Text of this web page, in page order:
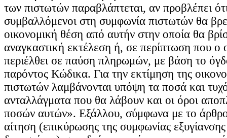
των πιστωτών παραβλάπτεται, αν προβλέπει
συμβαλλόμενοι στη συμφωνία πιστωτών θα
οικονομική θέση από αυτήν στην οποία θα
αναγκαστική εκτέλεση ή, σε περίπτωση που ο
περιέλθει σε παύση πληρωμών, με βάση το
παρόντος Κώδικα. Για την εκτίμηση της
πιστωτών λαμβάνονται υπόψη τα ποσά και
ανταλλάγματα που θα λάβουν και οι όροι
ποσών αυτών». Εξάλλου, σύμφωνα με το
αίτηση (επικύρωσης της συμφωνίας